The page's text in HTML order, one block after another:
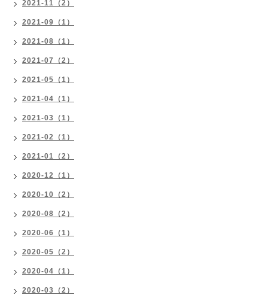
2021-11（2）
2021-09（1）
2021-08（1）
2021-07（2）
2021-05（1）
2021-04（1）
2021-03（1）
2021-02（1）
2021-01（2）
2020-12（1）
2020-10（2）
2020-08（2）
2020-06（1）
2020-05（2）
2020-04（1）
2020-03（2）